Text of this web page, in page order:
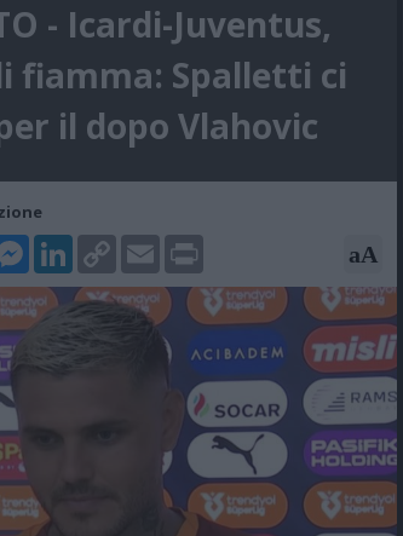
- Icardi-Juventus,
fiamma: Spalletti ci
il dopo Vlahovic
LinkedIn
Copy
Link
Email Print aA